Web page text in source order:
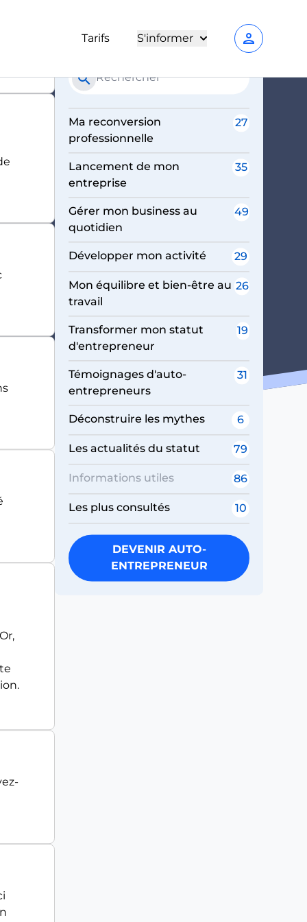
Tarifs S'informer person
- Page 6
search
Ma reconversion
professionnelle
27
Lancement de mon
entreprise
35
Gérer mon business au
quotidien
49
Développer mon activité 29
Mon équilibre et bien-être au
travail
26
Transformer mon statut
d'entrepreneur
19
Témoignages d'auto-
entrepreneurs
31
Déconstruire les mythes 6
Les actualités du statut 79
Informations utiles 86
Les plus consultés 10
DEVENIR AUTO-
ENTREPRENEUR